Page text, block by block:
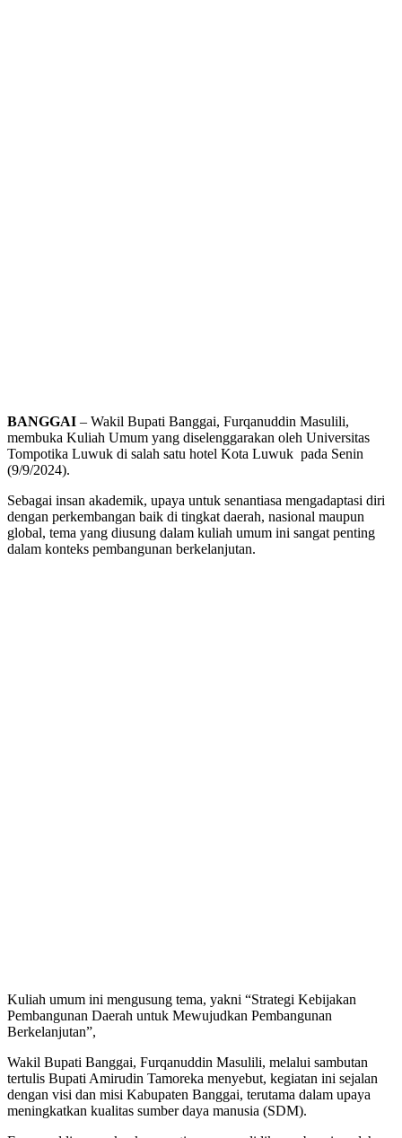
BANGGAI – Wakil Bupati Banggai, Furqanuddin Masulili,
membuka Kuliah Umum yang diselenggarakan oleh Universitas
Tompotika Luwuk di salah satu hotel Kota Luwuk pada Senin
(9/9/2024).
Sebagai insan akademik, upaya untuk senantiasa mengadaptasi diri
dengan perkembangan baik di tingkat daerah, nasional maupun
global, tema yang diusung dalam kuliah umum ini sangat penting
dalam konteks pembangunan berkelanjutan.
Kuliah umum ini mengusung tema, yakni “Strategi Kebijakan
Pembangunan Daerah untuk Mewujudkan Pembangunan
Berkelanjutan”,
Wakil Bupati Banggai, Furqanuddin Masulili, melalui sambutan
tertulis Bupati Amirudin Tamoreka menyebut, kegiatan ini sejalan
dengan visi dan misi Kabupaten Banggai, terutama dalam upaya
meningkatkan kualitas sumber daya manusia (SDM).